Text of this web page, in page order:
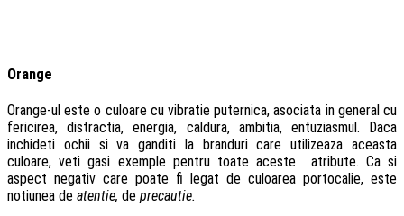
Orange
Orange-ul este o culoare cu vibratie puternica, asociata in general cu
fericirea, distractia, energia, caldura, ambitia, entuziasmul. Daca
inchideti ochii si va ganditi la branduri care utilizeaza aceasta
culoare, veti gasi exemple pentru toate aceste atribute. Ca si
aspect negativ care poate fi legat de culoarea portocalie, este
notiunea de atentie, de precautie.